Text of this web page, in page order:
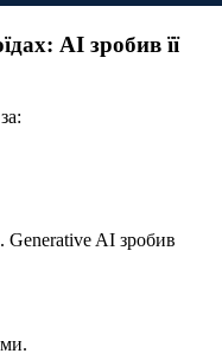
AI зробив її
Generative AI зробив